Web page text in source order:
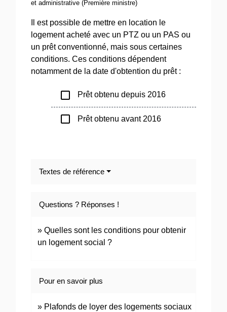
et administrative (Première ministre)
Il est possible de mettre en location le
logement acheté avec un PTZ ou un PAS ou
un prêt conventionné, mais sous certaines
conditions. Ces conditions dépendent
notamment de la date d'obtention du prêt :
check_box_outline_blank Prêt obtenu depuis 2016
check_box_outline_blank Prêt obtenu avant 2016
Textes de référence
Questions ? Réponses !
Quelles sont les conditions pour obtenir
un logement social ?
Pour en savoir plus
Plafonds de loyer des logements sociaux